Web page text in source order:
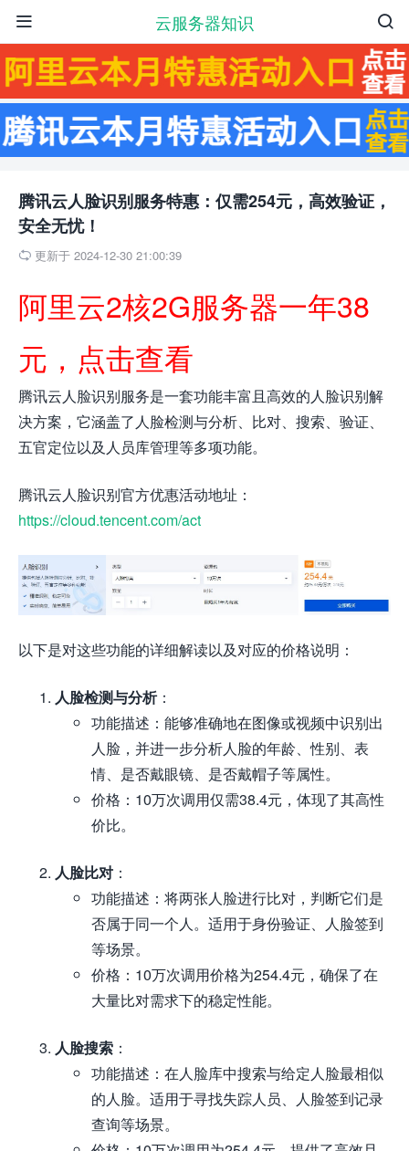
云服务器知识 

腾讯云人脸识别服务特惠：仅需254元，高效验证，
安全无忧！
 更新于 2024-12-30 21:00:39
阿里云2核2G服务器一年38
元，点击查看
腾讯云人脸识别服务是一套功能丰富且高效的人脸识别解
决方案，它涵盖了人脸检测与分析、比对、搜索、验证、
五官定位以及人员库管理等多项功能。
腾讯云人脸识别官方优惠活动地址：
https://cloud.tencent.com/act
以下是对这些功能的详细解读以及对应的价格说明：
人脸检测与分析：
功能描述：能够准确地在图像或视频中识别出
人脸，并进一步分析人脸的年龄、性别、表
情、是否戴眼镜、是否戴帽子等属性。
价格：10万次调用仅需38.4元，体现了其高性
价比。
人脸比对 ：
功能描述：将两张人脸进行比对，判断它们是
否属于同一个人。适用于身份验证、人脸签到
等场景。
价格：10万次调用价格为254.4元，确保了在
大量比对需求下的稳定性能。
人脸搜索 ：
功能描述：在人脸库中搜索与给定人脸最相似
的人脸。适用于寻找失踪人员、人脸签到记录
查询等场景。